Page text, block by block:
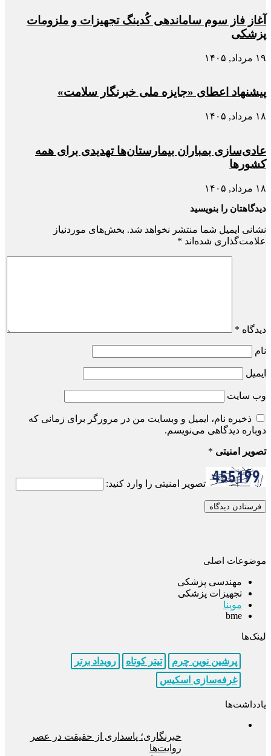
آغاز فاز سوم ساماندهی کُدینگ تجهیزات و ملزومات
پزشکی
۱۹ مرداد, ۱۴۰۵
پیشنهاد اعطای «جایزه ملی خبرنگار سلامت»
۱۸ مرداد, ۱۴۰۵
عادی‌سازی بمباران بیمارستان‌ها تهدیدی برای همه
کشورها
۱۸ مرداد, ۱۴۰۵
دیدگاهتان را بنویسید
نشانی ایمیل شما منتشر نخواهد شد. بخش‌های موردنیاز
علامت‌گذاری شده‌اند *
دیدگاه *
نام
ایمیل
وب‌ سایت
ذخیره نام، ایمیل و وبسایت من در مرورگر برای زمانی که
دوباره دیدگاهی می‌نویسم.
تصویر امنیتی *
تصویر امنیتی را وارد کنید:
موضوعات اصلی
مهندسی پزشکی
تجهیزات پزشکی
موپنا
bme
لینک‌ها
پرشین نوین چرم تیتر کوتاه
رویداد برتر
غرفه‌سازی اسکیس
یادداشت‌ها
خبرنگاری؛ پاسداری از حقیقت در عصر
روایت‌ها